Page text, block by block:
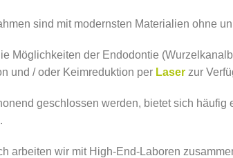
sind mit modernsten Materialien ohne
Möglichkeiten der Endodontie
und / oder Keimreduktion per Laser zur
geschlossen werden, bietet sich
arbeiten wir mit High-End-Laboren